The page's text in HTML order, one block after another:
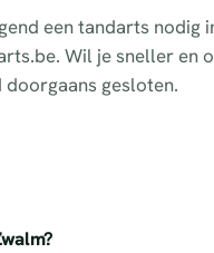
een tandarts nodig
Wil je sneller en
gesloten.